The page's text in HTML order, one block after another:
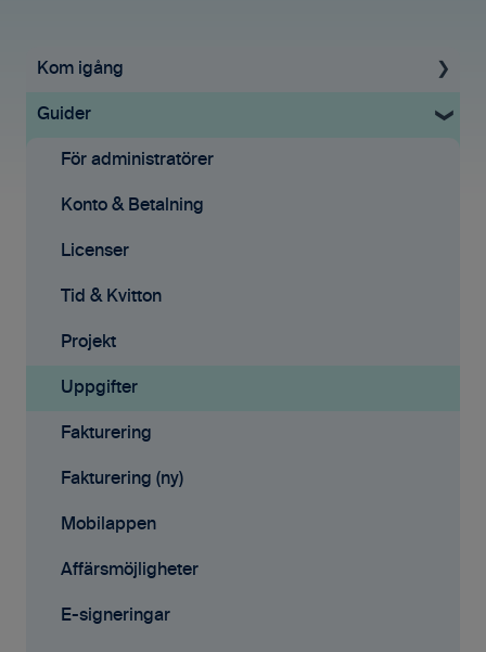
Kom igång
Uppstartsguide
Grundinställningar
Ekonomisystem
Tid & Kvitton
Projekt
Fakturering (ny)
Kontakter
Avtal
Affärsmöjligheter
Rapporter
Samarbete
Mobilappen
Guider
För administratörer
Konto & Betalning
Licenser
Tid & Kvitton
Projekt
Uppgifter
Fakturering
Fakturering (ny)
Mobilappen
Affärsmöjligheter
E-signeringar